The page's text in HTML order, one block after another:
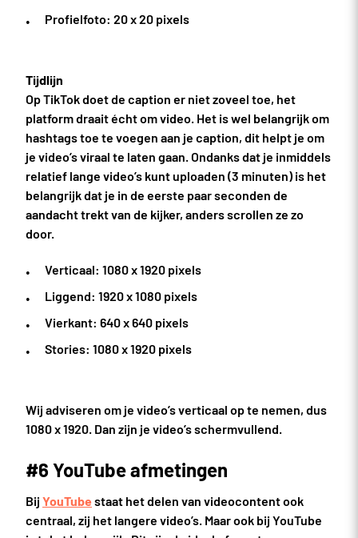
Profielfoto: 20 x 20 pixels
Tijdlijn
Op TikTok doet de caption er niet zoveel toe, het
platform draait écht om video. Het is wel belangrijk om
hashtags toe te voegen aan je caption, dit helpt je om
je video’s viraal te laten gaan. Ondanks dat je inmiddels
relatief lange video’s kunt uploaden (3 minuten) is het
belangrijk dat je in de eerste paar seconden de
aandacht trekt van de kijker, anders scrollen ze zo
door.
Verticaal: 1080 x 1920 pixels
Liggend: 1920 x 1080 pixels
Vierkant: 640 x 640 pixels
Stories: 1080 x 1920 pixels
Wij adviseren om je video’s verticaal op te nemen, dus
1080 x 1920. Dan zijn je video’s schermvullend.
#6 YouTube afmetingen
Bij YouTube staat het delen van videocontent ook
centraal, zij het langere video’s. Maar ook bij YouTube